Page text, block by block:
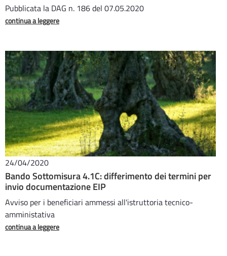
Pubblicata la DAG n. 186 del 07.05.2020
continua a leggere
24/04/2020
Bando Sottomisura 4.1C: differimento dei termini per
invio documentazione EIP
Avviso per i beneficiari ammessi all'istruttoria tecnico-
amministativa
continua a leggere